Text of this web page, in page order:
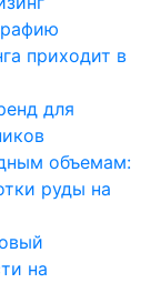
приходит в
для
объемам:
руды на
на